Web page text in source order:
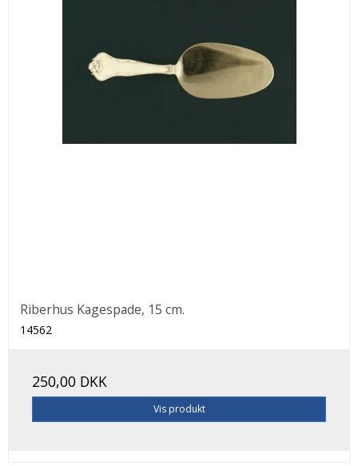
Riberhus Kagespade, 15 cm.
14562
250,00 DKK
Vis produkt